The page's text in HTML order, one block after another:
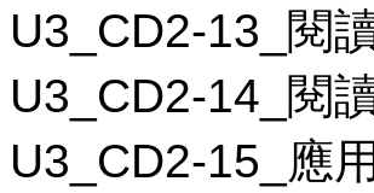
U3_CD2-13_閱
U3_CD2-14_閱
U3_CD2-15_應